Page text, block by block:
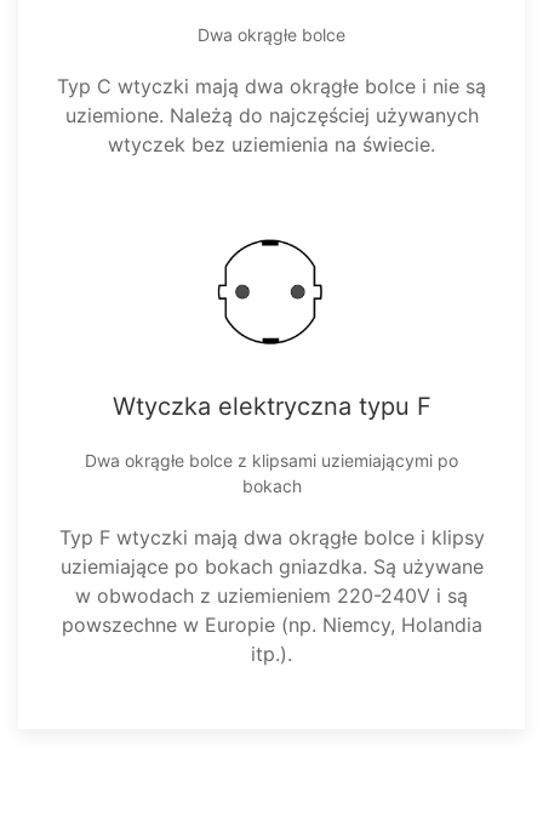
Dwa okrągłe bolce
Typ C wtyczki mają dwa okrągłe bolce i nie są
uziemione. Należą do najczęściej używanych
wtyczek bez uziemienia na świecie.
Wtyczka elektryczna typu F
Dwa okrągłe bolce z klipsami uziemiającymi po
bokach
Typ F wtyczki mają dwa okrągłe bolce i klipsy
uziemiające po bokach gniazdka. Są używane
w obwodach z uziemieniem 220-240V i są
powszechne w Europie (np. Niemcy, Holandia
itp.).